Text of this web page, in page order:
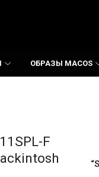
ОБРАЗЫ MACOS
F